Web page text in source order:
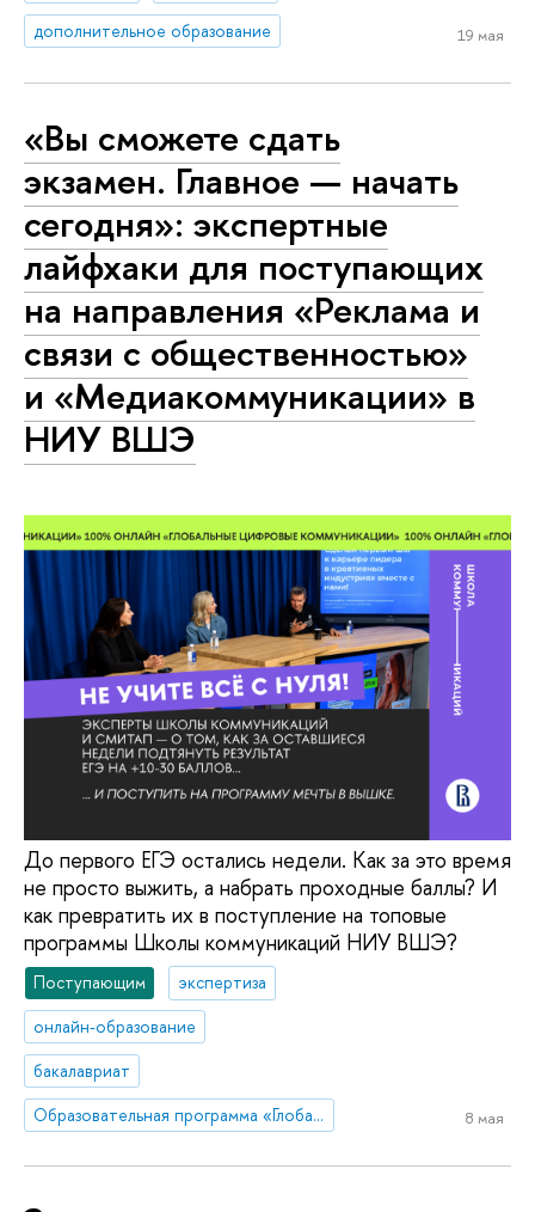
дополнительное образование
19 мая
«Вы сможете сдать
экзамен. Главное — начать
сегодня»: экспертные
лайфхаки для поступающих
на направления «Реклама и
связи с общественностью»
и «Медиакоммуникации» в
НИУ ВШЭ
До первого ЕГЭ остались недели. Как за это время
не просто выжить, а набрать проходные баллы? И
как превратить их в поступление на топовые
программы Школы коммуникаций НИУ ВШЭ?
Поступающим
экспертиза
онлайн-образование
бакалавриат
Образовательная программа «Глобальные цифровые коммуникации»
8 мая